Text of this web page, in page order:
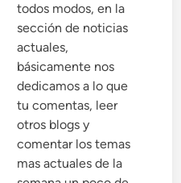
todos modos, en la
sección de noticias
actuales,
básicamente nos
dedicamos a lo que
tu comentas, leer
otros blogs y
comentar los temas
mas actuales de la